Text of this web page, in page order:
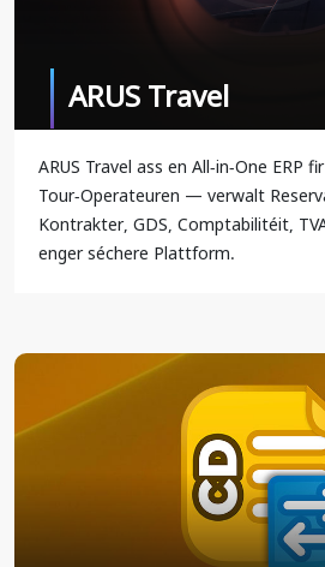
ARUS Travel
ARUS Travel ass en All-in-One ERP
Tour-Operateuren — verwalt
Kontrakter, GDS, Comptabilitéit,
enger séchere Plattform.